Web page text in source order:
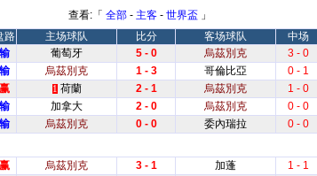
查看:「 全部- 主客- 世界盃 」
路 主场球队 比分 客场球队 中场
输 葡萄牙 5 - 0 烏茲別克 3 - 0
输 烏茲別克 1 - 3 哥倫比亞 0 - 1
赢 1 荷蘭 2 - 1 烏茲別克 1 - 0
输 加拿大 2 - 0 烏茲別克 0 - 0
输 烏茲別克 0 - 0 委內瑞拉 0 - 0
赢 烏茲別克 3 - 1 加蓬 1 - 1